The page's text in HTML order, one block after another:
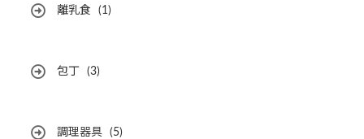
離乳食 (1)
包丁 (3)
調理器具 (5)